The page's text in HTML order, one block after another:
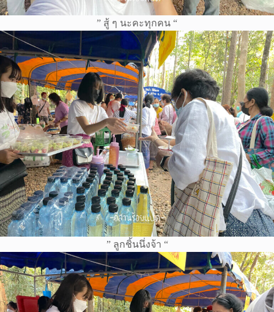
” สู้ ๆ นะคะทุกคน “
” ลูกชิ้นนึ่งจ้า “